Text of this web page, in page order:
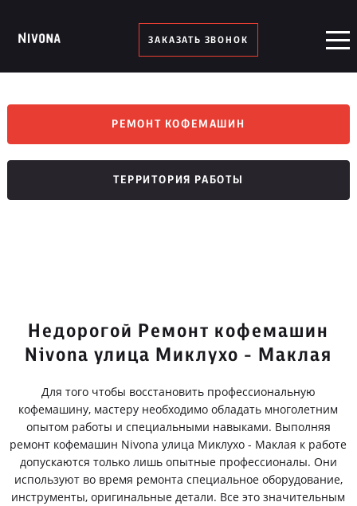
ЗАКАЗАТЬ ЗВОНОК
РЕМОНТ КОФЕМАШИН
ТЕРРИТОРИЯ РАБОТЫ
Недорогой Ремонт кофемашин
Nivona улица Миклухо - Маклая
Для того чтобы восстановить профессиональную
кофемашину, мастеру необходимо обладать многолетним
опытом работы и специальными навыками. Выполняя
ремонт кофемашин Nivona улица Миклухо - Маклая к работе
допускаются только лишь опытные профессионалы. Они
используют во время ремонта специальное оборудование,
инструменты, оригинальные детали. Все это значительным